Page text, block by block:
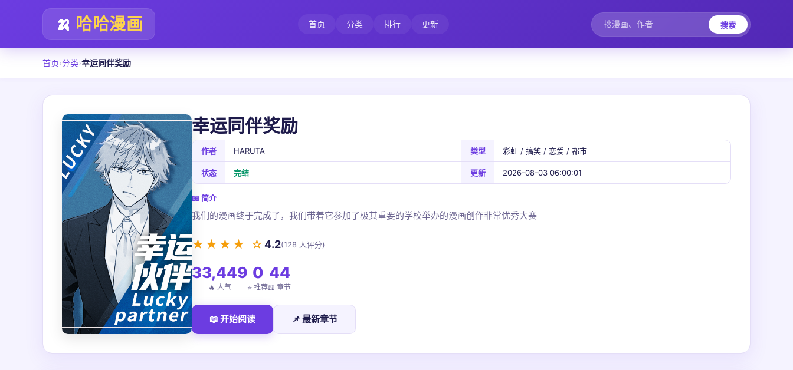
🍌 哈哈漫画 首页 分类 排行 更新 搜索
首页›分类›幸运同伴奖励
幸运同伴奖励
作者 HARUTA 类型 彩虹 / 搞笑 / 恋爱 / 都市
状态 完结 更新 2026-08-03 06:00:01
📖 简介
我们的漫画终于完成了，我们带着它参加了极其重要的学校举办的漫画创作非常优秀大赛
★★★★ ☆4.2(128 人评分)
33,449
🔥 人气
0
⭐ 推荐
44
📖 章节
📖 开始阅读 📌 最新章节